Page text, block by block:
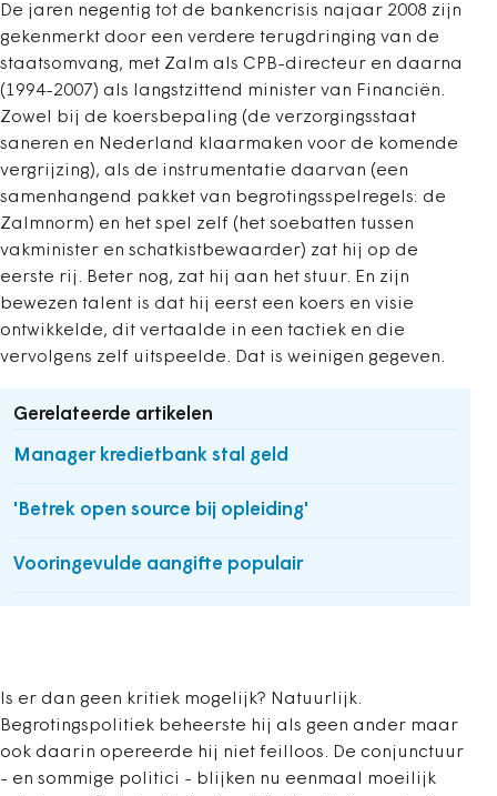
De jaren negentig tot de bankencrisis najaar 2008 zijn
gekenmerkt door een verdere terugdringing van de
staatsomvang, met Zalm als CPB-directeur en daarna
(1994-2007) als langstzittend minister van Financiën.
Zowel bij de koersbepaling (de verzorgingsstaat
saneren en Nederland klaarmaken voor de komende
vergrijzing), als de instrumentatie daarvan (een
samenhangend pakket van begrotingsspelregels: de
Zalmnorm) en het spel zelf (het soebatten tussen
vakminister en schatkistbewaarder) zat hij op de
eerste rij. Beter nog, zat hij aan het stuur. En zijn
bewezen talent is dat hij eerst een koers en visie
ontwikkelde, dit vertaalde in een tactiek en die
vervolgens zelf uitspeelde. Dat is weinigen gegeven.
Gerelateerde artikelen
Manager kredietbank stal geld
'Betrek open source bij opleiding'
Vooringevulde aangifte populair
Is er dan geen kritiek mogelijk? Natuurlijk.
Begrotingspolitiek beheerste hij als geen ander maar
ook daarin opereerde hij niet feilloos. De conjunctuur
- en sommige politici - blijken nu eenmaal moeilijk